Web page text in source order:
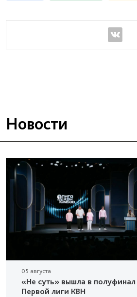
Новости
05 августа
«Не суть» вышла в полуфинал
Первой лиги КВН